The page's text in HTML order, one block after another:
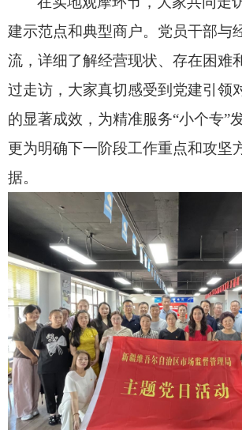
建示范点和典型商户。党员干部与
流，详细了解经营现状、存在困难
过走访，大家真切感受到党建引领
的显著成效，为精准服务“小个专”
更为明确下一阶段工作重点和攻坚
据。